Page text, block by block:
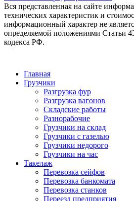
Вся представленная на сайте
технических характеристик и
информационный характер не
определяемой положениями Статьи
кодекса РФ.
Главная
Грузчики
Разгрузка фур
Разгрузка вагонов
Складские работы
Разнорабочие
Грузчики на склад
Грузчики с газелью
Грузчики недорого
Грузчики на час
Такелаж
Перевозка сейфов
Перевозка банкомата
Перевозка станков
Переезд предприятия